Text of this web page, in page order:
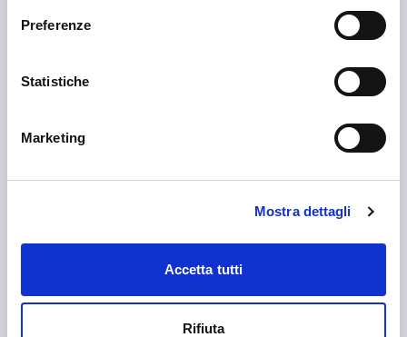
Preferenze
Statistiche
Marketing
Mostra dettagli
Accetta tutti
Rifiuta